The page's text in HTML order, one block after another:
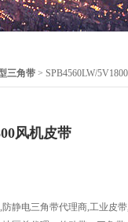
三角带 > SPB4560LW/
风机皮带
静电三角带代理商,工业皮